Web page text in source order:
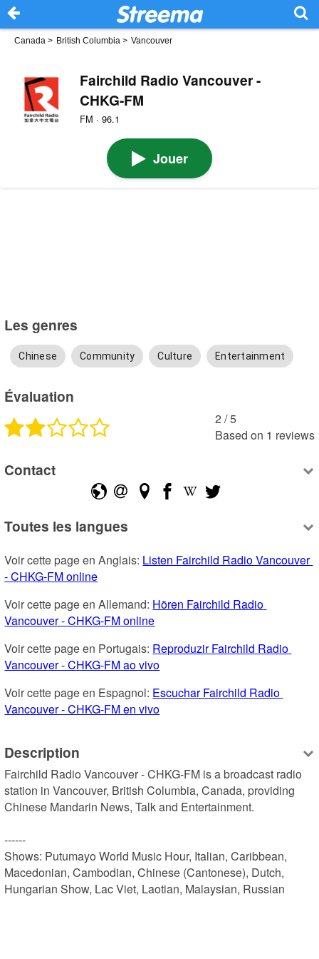
Canada > British Columbia > Vancouver
Fairchild Radio Vancouver -
CHKG-FM
FM · 96.1
Jouer
Les genres
Chinese Community Culture Entertainment
Évaluation
2 /5
Based on 1 reviews
Contact
Toutes les langues
Voir cette page en Anglais: Listen Fairchild Radio Vancouver
- CHKG-FM online
Voir cette page en Allemand: Hören Fairchild Radio
Vancouver - CHKG-FM online
Voir cette page en Portugais: Reproduzir Fairchild Radio
Vancouver - CHKG-FM ao vivo
Voir cette page en Espagnol: Escuchar Fairchild Radio
Vancouver - CHKG-FM en vivo
Description
Fairchild Radio Vancouver - CHKG-FM is a broadcast radio
station in Vancouver, British Columbia, Canada, providing
Chinese Mandarin News, Talk and Entertainment.
------
Shows: Putumayo World Music Hour, Italian, Caribbean,
Macedonian, Cambodian, Chinese (Cantonese), Dutch,
Hungarian Show, Lac Viet, Laotian, Malaysian, Russian